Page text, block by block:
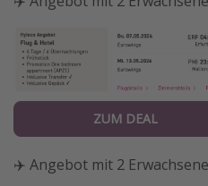
ZUM DEAL
✈️ Angebot mit 2